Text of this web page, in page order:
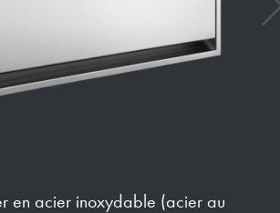
en acier inoxydable (acier au